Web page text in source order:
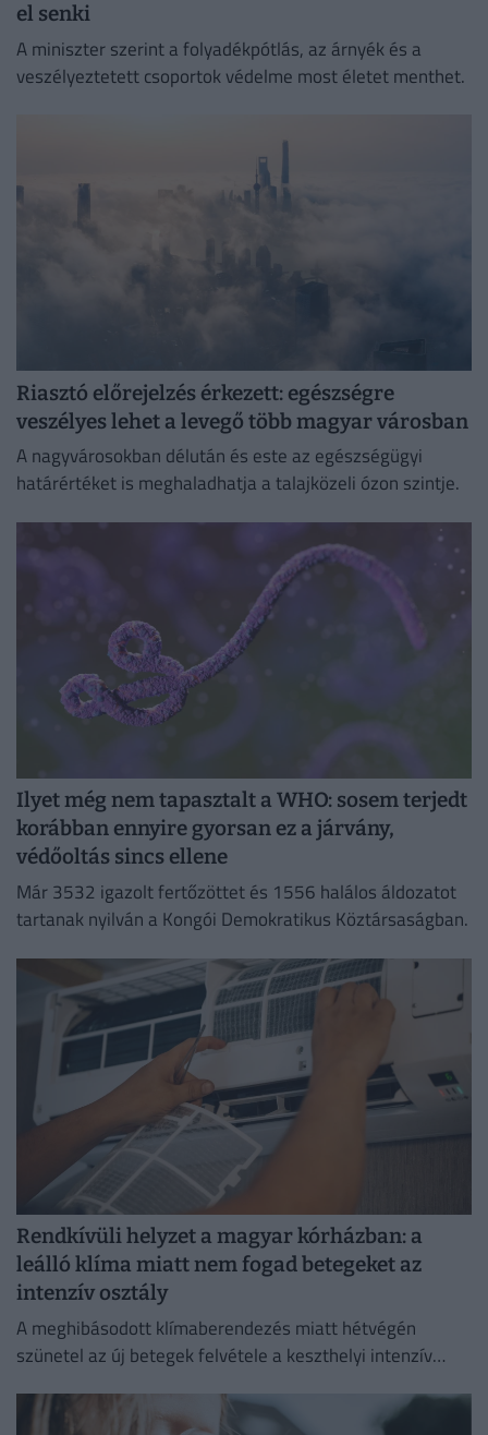
el senki
A miniszter szerint a folyadékpótlás, az árnyék és a
veszélyeztetett csoportok védelme most életet menthet.
Riasztó előrejelzés érkezett: egészségre
veszélyes lehet a levegő több magyar városban
A nagyvárosokban délután és este az egészségügyi
határértéket is meghaladhatja a talajközeli ózon szintje.
Ilyet még nem tapasztalt a WHO: sosem terjedt
korábban ennyire gyorsan ez a járvány,
védőoltás sincs ellene
Már 3532 igazolt fertőzöttet és 1556 halálos áldozatot
tartanak nyilván a Kongói Demokratikus Köztársaságban.
Rendkívüli helyzet a magyar kórházban: a
leálló klíma miatt nem fogad betegeket az
intenzív osztály
A meghibásodott klímaberendezés miatt hétvégén
szünetel az új betegek felvétele a keszthelyi intenzív